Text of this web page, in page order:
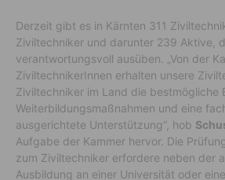
Derzeit gibt es in Kärnten 311
Ziviltechniker und darunter 239 Aktive,
verantwortungsvoll ausüben. „Von der
ZiviltechnikerInnen erhalten unsere
Ziviltechniker im Land die bestmögliche
Weiterbildungsmaßnahmen und eine
ausgerichtete Unterstützung“, hob
Aufgabe der Kammer hervor. Die
zum Ziviltechniker erfordere neben der
Ausbildung an einer Universität oder